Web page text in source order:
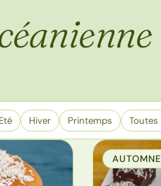
Eté Hiver Printemps Toutes
AUTOMNE